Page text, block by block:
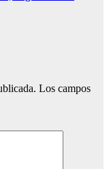
Los campos